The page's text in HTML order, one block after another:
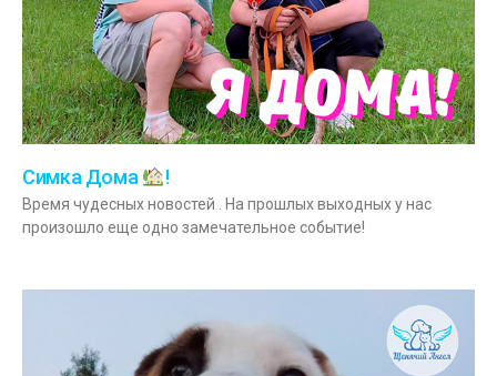
Симка Дома !
Время чудесных новостей . На прошлых выходных у нас
произошло еще одно замечательное событие!